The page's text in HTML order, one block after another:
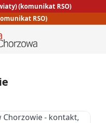
(komunikat RSO)
RSO)
Chorzowie - kontakt,